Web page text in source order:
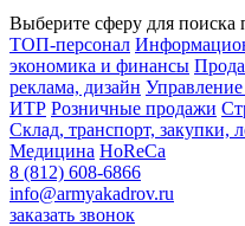
Выберите сферу для поиска
ТОП-персонал
экономика и финансы
реклама, дизайн
ИТР Розничные продажи
Склад, транспорт, закупки,
Медицина HoReCa
8 (812) 608-6866
info@armyakadrov.ru
заказать звонок